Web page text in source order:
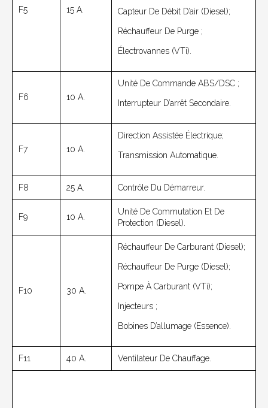
F5 15 A. Capteur De Débit D’air (Diesel);
Réchauffeur De Purge ;
Électrovannes (VTi).
F6 10 A.
Unité De Commande ABS/DSC ;
Interrupteur D’arrêt Secondaire.
F7 10 A.
Direction Assistée Électrique;
Transmission Automatique.
F8 25 A. Contrôle Du Démarreur.
F9 10 A.
Unité De Commutation Et De
Protection (Diesel).
F10 30 A.
Réchauffeur De Carburant (diesel);
Réchauffeur De Purge (diesel);
Pompe À Carburant (VTi);
Injecteurs ;
Bobines D’allumage (essence).
F11 40 A. Ventilateur De Chauffage.